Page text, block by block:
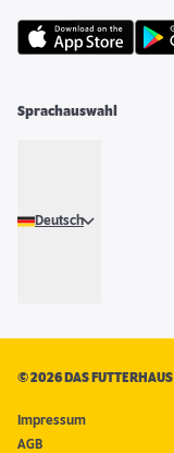
Sprachauswahl
Deutsch
©2026 DAS FUTTERHAUS
Impressum
AGB